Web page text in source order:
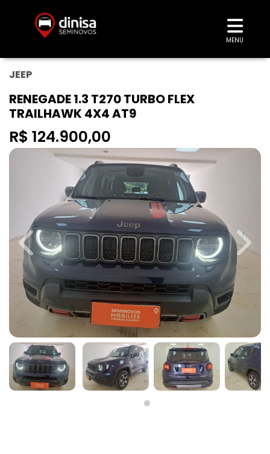
MENU
JEEP
RENEGADE 1.3 T270 TURBO FLEX
TRAILHAWK 4X4 AT9
R$ 124.900,00
Previous Next